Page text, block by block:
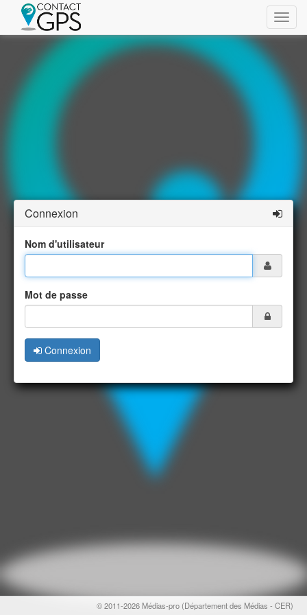
Connexion
Nom d'utilisateur
Mot de passe
Connexion
© 2011-2026 Médias-pro (Département des Médias - CER)